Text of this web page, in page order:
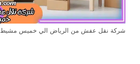
شركة نقل عفش من الرياض الي خميس مشيط